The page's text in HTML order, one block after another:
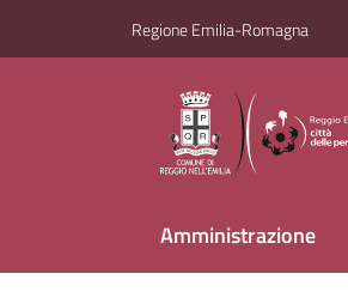
Regione Emilia-Romagna
Amministrazione